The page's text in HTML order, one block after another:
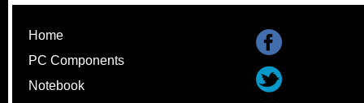
Home
PC Components
Notebook